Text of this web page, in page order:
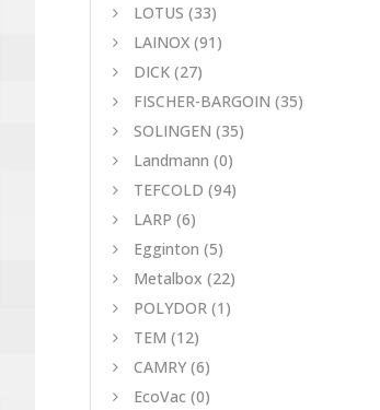
LOTUS (33)
LAINOX (91)
DICK (27)
FISCHER-BARGOIN (35)
SOLINGEN (35)
Landmann (0)
TEFCOLD (94)
LARP (6)
Egginton (5)
Metalbox (22)
POLYDOR (1)
TEM (12)
CAMRY (6)
EcoVac (0)